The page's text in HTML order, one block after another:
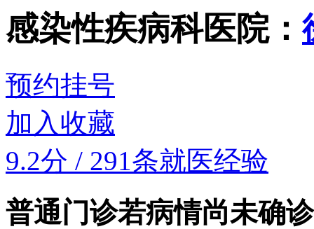
感染性疾病科医院：
预约挂号
加入收藏
9.2分 / 291条就医经验
普通门诊若病情尚未确